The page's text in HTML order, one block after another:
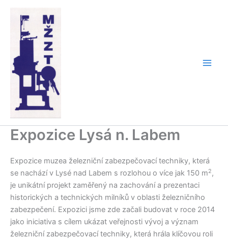
Expozice Lysá n. Labem
Expozice muzea železniční zabezpečovací techniky, která
se nachází v Lysé nad Labem s rozlohou o více jak 150 m2,
je unikátní projekt zaměřený na zachování a prezentaci
historických a technických milníků v oblasti železničního
zabezpečení. Expozici jsme zde začali budovat v roce 2014
jako iniciativa s cílem ukázat veřejnosti vývoj a význam
železniční zabezpečovací techniky, která hrála klíčovou roli